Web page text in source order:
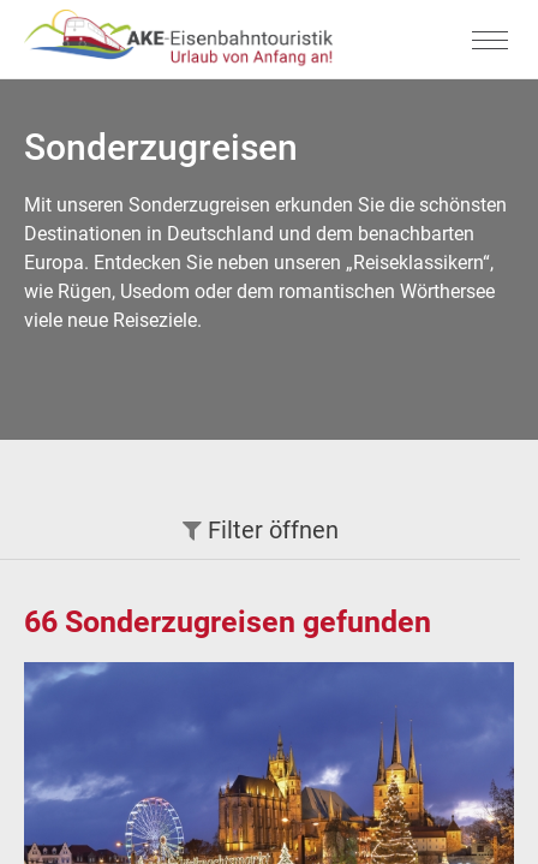
Sonderzugreisen
Mit unseren Sonderzugreisen erkunden Sie die schönsten
Destinationen in Deutschland und dem benachbarten
Europa. Entdecken Sie neben unseren „Reiseklassikern“,
wie Rügen, Usedom oder dem romantischen Wörthersee
viele neue Reiseziele.
Filter öffnen
66 Sonderzugreisen gefunden